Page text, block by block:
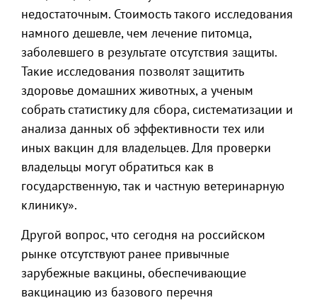
недостаточным. Стоимость такого исследования
намного дешевле, чем лечение питомца,
заболевшего в результате отсутствия защиты.
Такие исследования позволят защитить
здоровье домашних животных, а ученым
собрать статистику для сбора, систематизации и
анализа данных об эффективности тех или
иных вакцин для владельцев. Для проверки
владельцы могут обратиться как в
государственную, так и частную ветеринарную
клинику».
Другой вопрос, что сегодня на российском
рынке отсутствуют ранее привычные
зарубежные вакцины, обеспечивающие
вакцинацию из базового перечня